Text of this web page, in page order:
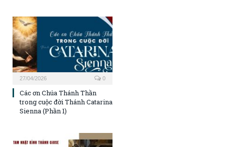
27/04/2026 0
Các ơn Chúa Thánh Thần
trong cuộc đời Thánh Catarina
Sienna (Phần 1)